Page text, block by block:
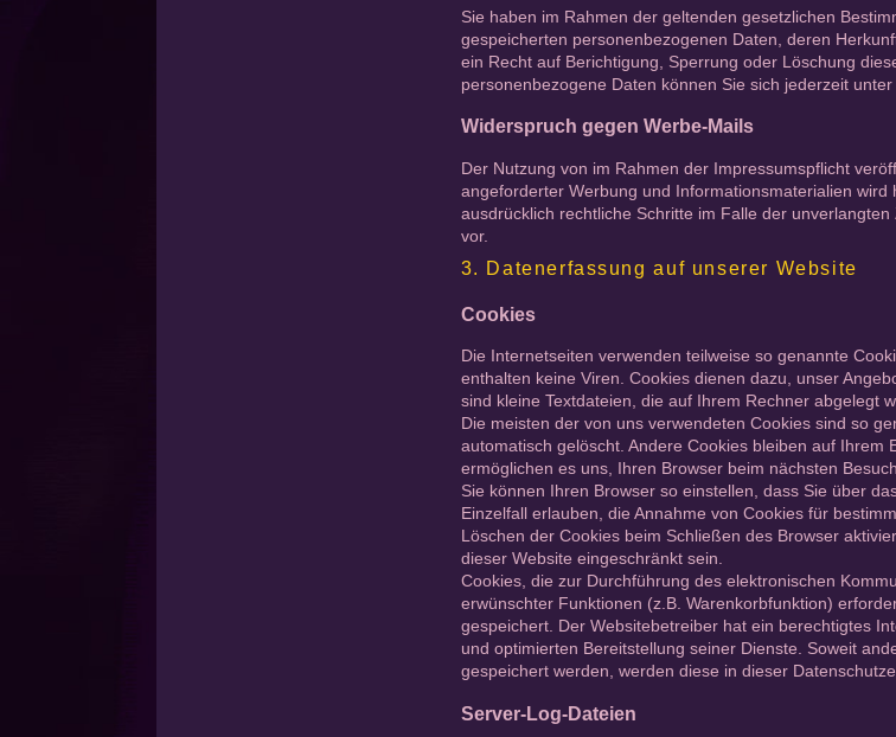
Sie haben im Rahmen der geltenden gesetzlichen
gespeicherten personenbezogenen Daten, deren
ein Recht auf Berichtigung, Sperrung oder Löschung
personenbezogene Daten können Sie sich jederzeit
Widerspruch gegen Werbe-Mails
Der Nutzung von im Rahmen der Impressumspflicht
angeforderter Werbung und Informationsmaterialien
ausdrücklich rechtliche Schritte im Falle der
vor.
3. Datenerfassung auf unserer Website
Cookies
Die Internetseiten verwenden teilweise so genannte
enthalten keine Viren. Cookies dienen dazu, unser
sind kleine Textdateien, die auf Ihrem Rechner abgelegt
Die meisten der von uns verwendeten Cookies sind so
automatisch gelöscht. Andere Cookies bleiben auf
ermöglichen es uns, Ihren Browser beim nächsten
Sie können Ihren Browser so einstellen, dass Sie über
Einzelfall erlauben, die Annahme von Cookies für
Löschen der Cookies beim Schließen des Browser
dieser Website eingeschränkt sein.
Cookies, die zur Durchführung des elektronischen
erwünschter Funktionen (z.B. Warenkorbfunktion)
gespeichert. Der Websitebetreiber hat ein berechtigtes
und optimierten Bereitstellung seiner Dienste. Soweit
gespeichert werden, werden diese in dieser
Server-Log-Dateien